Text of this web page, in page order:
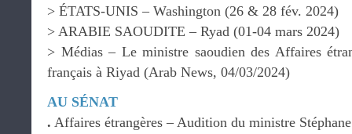
> ÉTATS-UNIS – Washington (26 & 28 fév. 2024)
> ARABIE SAOUDITE – Ryad (01-04 mars 2024)
> Médias – Le ministre saoudien des Affaires
français à Riyad (Arab News, 04/03/2024)
AU SÉNAT
. Affaires étrangères – Audition du ministre